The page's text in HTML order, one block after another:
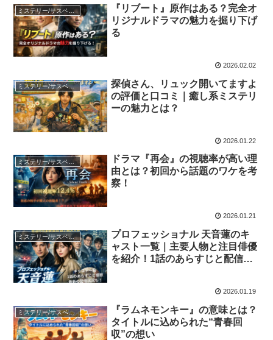
ミステリー/サスペンス
『リブート』原作はある？完全オ
リジナルドラマの魅力を掘り下げ
る
2026.02.02
ミステリー/サスペンス
探偵さん、リュック開いてますよ
の評価と口コミ｜癒し系ミステリ
ーの魅力とは？
2026.01.22
ミステリー/サスペンス
ドラマ『再会』の視聴率が高い理
由とは？初回から話題のワケを考
察！
2026.01.21
ミステリー/サスペンス
プロフェッショナル 天音蓮のキ
ャスト一覧｜主要人物と注目俳優
を紹介！1話のあらすじと配信状
2026.01.19
ミステリー/サスペンス
『ラムネモンキー』の意味とは？
タイトルに込められた“青春回
収”の想い